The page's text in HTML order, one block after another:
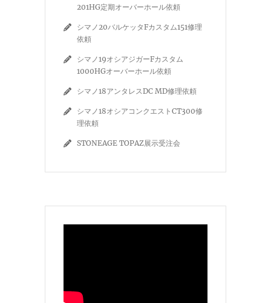
201HG定期オーバーホール依頼
シマノ20バルケッタFカスタム151修理
依頼
シマノ19オシアジガーFカスタム
1000HGオーバーホール依頼
シマノ18アンタレスDC MD修理依頼
シマノ18オシアコンクエストCT300修
理依頼
STONEAGE TOPAZ展示受注会